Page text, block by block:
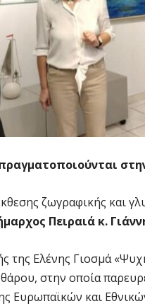
ζωγραφικής και
Πειραιά κ.
της Ελένης Γιοσμά
στην οποία
Ευρωπαϊκών και